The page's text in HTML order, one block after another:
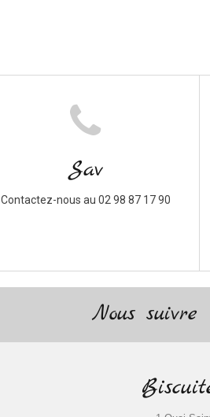
Sav
Contactez-nous au 02 98 87 17 90
Nous suivre